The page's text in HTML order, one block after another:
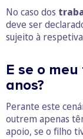
No caso dos
deve ser
sujeito à
E se o
anos?
Perante este
outrem apenas
apoio, se o filho